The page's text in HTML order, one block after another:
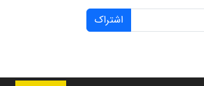
اشتراک